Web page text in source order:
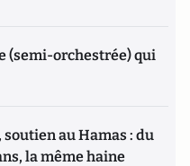
(semi-orchestrée) qui
soutien au Hamas : du
la même haine